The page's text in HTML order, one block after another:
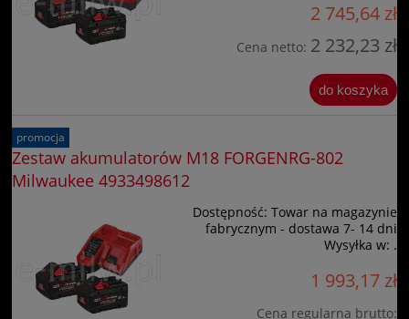
2 745,64 zł
Cena netto: 2 232,23 zł
do koszyka
Zestaw akumulatorów M18 FORGENRG-802
Milwaukee 4933498612
Dostępność: Towar na magazynie
fabrycznym - dostawa 7- 14 dni
Wysyłka w: .
1 993,17 zł
Cena regularna brutto:
promocja